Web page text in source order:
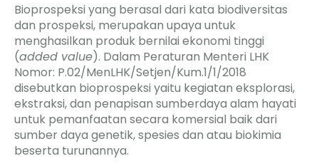
Bioprospeksi yang berasal dari kata biodiversitas
dan prospeksi, merupakan upaya untuk
menghasilkan produk bernilai ekonomi tinggi
(added value). Dalam Peraturan Menteri LHK
Nomor: P.02/MenLHK/Setjen/Kum.1/1/2018
disebutkan bioprospeksi yaitu kegiatan eksplorasi,
ekstraksi, dan penapisan sumberdaya alam hayati
untuk pemanfaatan secara komersial baik dari
sumber daya genetik, spesies dan atau biokimia
beserta turunannya.